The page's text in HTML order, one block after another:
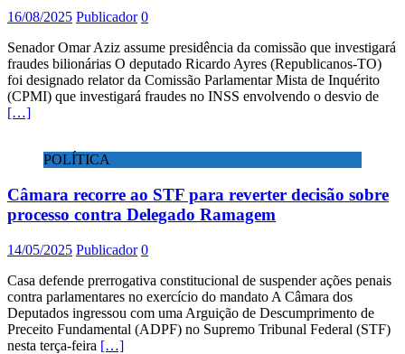
16/08/2025 Publicador 0
Senador Omar Aziz assume presidência da comissão que investigará
fraudes bilionárias O deputado Ricardo Ayres (Republicanos-TO)
foi designado relator da Comissão Parlamentar Mista de Inquérito
(CPMI) que investigará fraudes no INSS envolvendo o desvio de
[…]
POLÍTICA
Câmara recorre ao STF para reverter decisão sobre
processo contra Delegado Ramagem
14/05/2025 Publicador 0
Casa defende prerrogativa constitucional de suspender ações penais
contra parlamentares no exercício do mandato A Câmara dos
Deputados ingressou com uma Arguição de Descumprimento de
Preceito Fundamental (ADPF) no Supremo Tribunal Federal (STF)
nesta terça-feira […]